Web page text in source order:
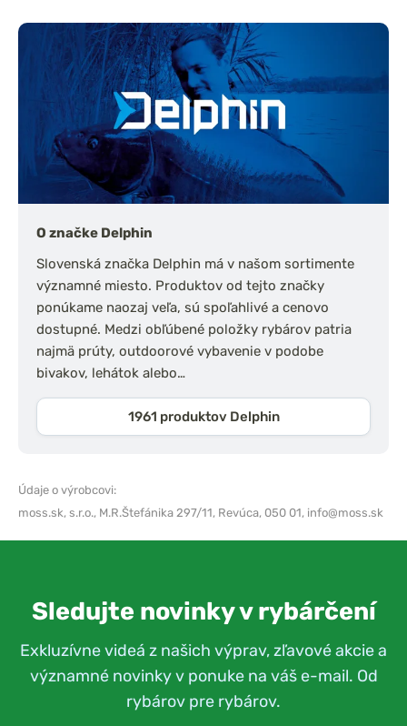
O značke Delphin
Slovenská značka Delphin má v našom sortimente
významné miesto. Produktov od tejto značky
ponúkame naozaj veľa, sú spoľahlivé a cenovo
dostupné. Medzi obľúbené položky rybárov patria
najmä prúty, outdoorové vybavenie v podobe
bivakov, lehátok alebo…
1961 produktov Delphin
Údaje o výrobcovi:
moss.sk, s.r.o., M.R.Štefánika 297/11, Revúca, 050 01, info@moss.sk
Sledujte novinky v rybárčení
Exkluzívne videá z našich výprav, zľavové akcie a
významné novinky v ponuke na váš e-mail. Od
rybárov pre rybárov.